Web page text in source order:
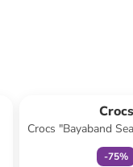
Crocs
Crocs "Bayaband
in Grau/
-75%